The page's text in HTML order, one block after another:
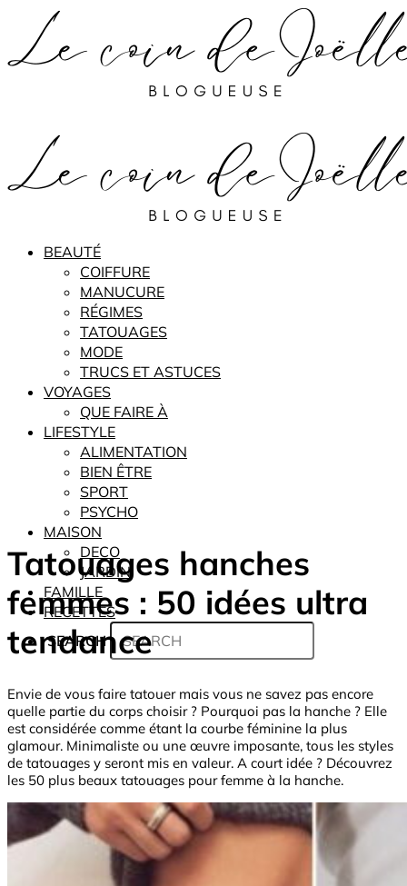
BEAUTÉ
COIFFURE
MANUCURE
RÉGIMES
TATOUAGES
MODE
TRUCS ET ASTUCES
VOYAGES
QUE FAIRE À
LIFESTYLE
ALIMENTATION
BIEN ÊTRE
SPORT
PSYCHO
MAISON
DECO
JARDIN
FAMILLE
RECETTES
SEARCH
Tatouages hanches
femmes : 50 idées ultra
tendance
Envie de vous faire tatouer mais vous ne savez pas encore
quelle partie du corps choisir ? Pourquoi pas la hanche ? Elle
est considérée comme étant la courbe féminine la plus
glamour. Minimaliste ou une œuvre imposante, tous les styles
de tatouages y seront mis en valeur. A court idée ? Découvrez
les 50 plus beaux tatouages pour femme à la hanche.